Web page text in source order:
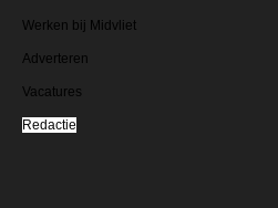
Werken bij Midvliet
Adverteren
Vacatures
Redactie